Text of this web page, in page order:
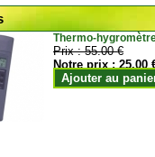
Thermo-
Prix :55.00 €
Notre prix :25.00
Ajouter au